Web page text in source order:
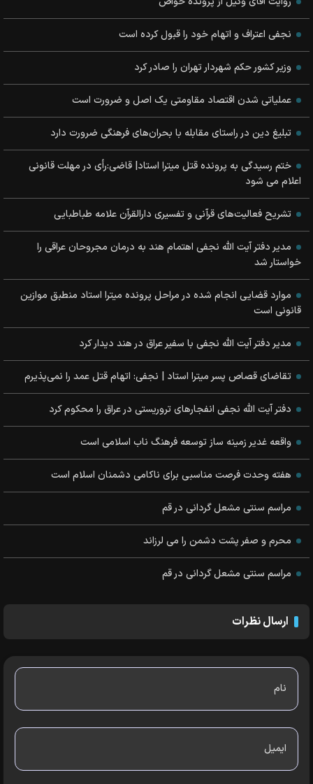
نجفی اعتراف و اتهام خود را قبول کرده است
وزیر کشور حکم شهردار تهران را صادر کرد
عملیاتی شدن اقتصاد مقاومتی یک اصل و ضرورت است
تبلیغ دین در راستای مقابله با بحران‌های فرهنگی ضرورت دارد
ختم رسیدگی به پرونده قتل میترا استاد| قاضی:رأی در مهلت قانونی
اعلام می شود
تشریح فعالیت‌های قرآنی و تفسیری دارالقرآن علامه طباطبایی
مدیر دفتر آیت الله نجفی اهتمام هند به درمان مجروحان عراقی را
خواستار شد
موارد قضایی انجام شده در مراحل پرونده میترا استاد منطبق موازین
قانونی است
مدیر دفتر آیت الله نجفی با سفیر عراق در هند دیدار کرد
تقاضای قصاص پسر میترا استاد | نجفی: اتهام قتل عمد را نمی‌پذیرم
دفتر آیت الله نجفی انفجارهای تروریستی در عراق را محکوم کرد
واقعه غدیر زمینه ساز توسعه فرهنگ ناب اسلامی است
هفته وحدت فرصت مناسبی برای ناکامی دشمنان اسلام است
مراسم سنتی مشعل گردانی در قم
محرم و صفر پشت دشمن را می لرزاند
مراسم سنتي مشعل گرداني در قم
ارسال نظرات